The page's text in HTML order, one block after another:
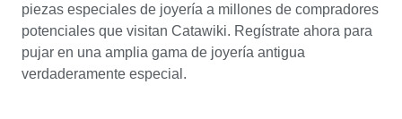
piezas especiales de joyería a millones de compradores
potenciales que visitan Catawiki. Regístrate ahora para
pujar en una amplia gama de joyería antigua
verdaderamente especial.